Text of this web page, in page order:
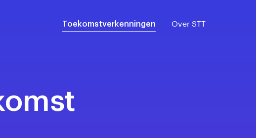
Toekomstverkenningen Over STT